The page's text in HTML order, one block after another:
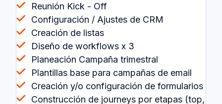
Reunión Kick - Off
Configuración / Ajustes de CRM
Creación de listas
Diseño de workflows x 3
Planeación Campaña trimestral
Plantillas base para campañas de email
Creación y/o configuración de formularios
Construcción de journeys por etapas (top,